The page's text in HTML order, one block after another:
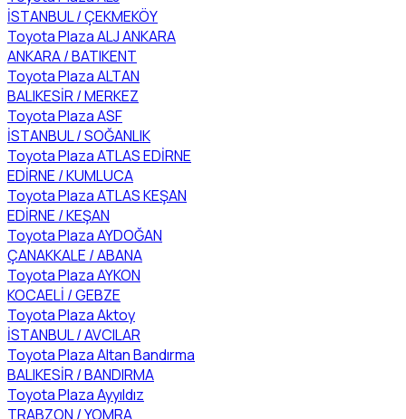
İSTANBUL / ÇEKMEKÖY
Toyota Plaza ALJ ANKARA
ANKARA / BATIKENT
Toyota Plaza ALTAN
BALIKESİR / MERKEZ
Toyota Plaza ASF
İSTANBUL / SOĞANLIK
Toyota Plaza ATLAS EDİRNE
EDİRNE / KUMLUCA
Toyota Plaza ATLAS KEŞAN
EDİRNE / KEŞAN
Toyota Plaza AYDOĞAN
ÇANAKKALE / ABANA
Toyota Plaza AYKON
KOCAELİ / GEBZE
Toyota Plaza Aktoy
İSTANBUL / AVCILAR
Toyota Plaza Altan Bandırma
BALIKESİR / BANDIRMA
Toyota Plaza Ayyıldız
TRABZON / YOMRA